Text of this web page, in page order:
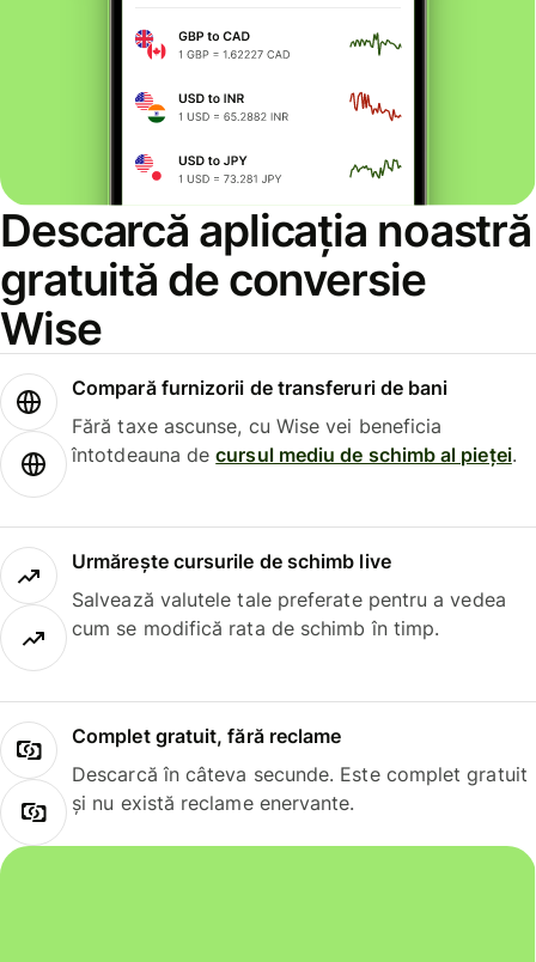
Descarcă aplicația noastră
gratuită de conversie
Wise
Compară furnizorii de transferuri de bani
Fără taxe ascunse, cu Wise vei beneficia
întotdeauna decursul mediu de schimb al pieței.
Urmărește cursurile de schimb live
Salvează valutele tale preferate pentru a vedea
cum se modifică rata de schimb în timp.
Complet gratuit, fără reclame
Descarcă în câteva secunde. Este complet gratuit
și nu există reclame enervante.